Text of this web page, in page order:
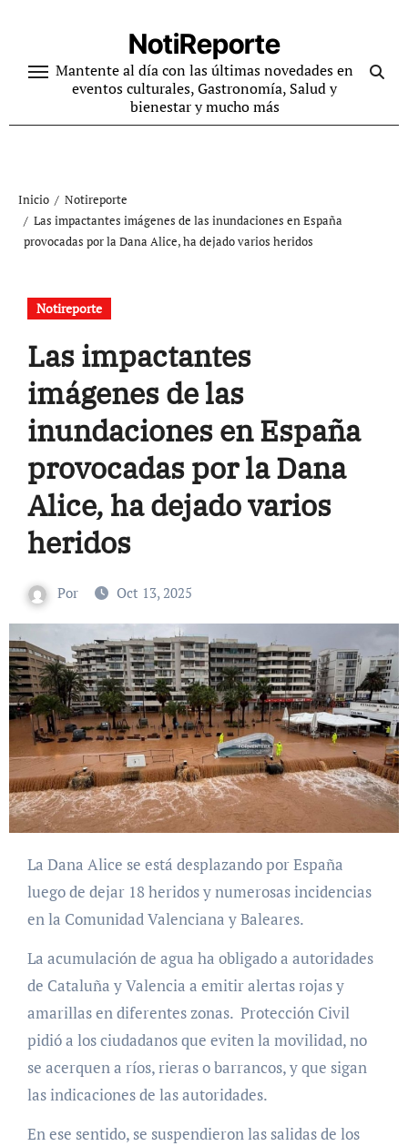
contenido
NotiReporte
Mantente al día con las últimas novedades en
eventos culturales, Gastronomía, Salud y
bienestar y mucho más
Inicio
Notireporte
Las impactantes imágenes de las inundaciones en España
provocadas por la Dana Alice, ha dejado varios heridos
Notireporte
Las impactantes
imágenes de las
inundaciones en España
provocadas por la Dana
Alice, ha dejado varios
heridos
Por Oct 13, 2025
La Dana Alice se está desplazando por España
luego de dejar 18 heridos y numerosas incidencias
en la Comunidad Valenciana y Baleares.
La acumulación de agua ha obligado a autoridades
de Cataluña y Valencia a emitir alertas rojas y
amarillas en diferentes zonas. Protección Civil
pidió a los ciudadanos que eviten la movilidad, no
se acerquen a ríos, rieras o barrancos, y que sigan
las indicaciones de las autoridades.
En ese sentido, se suspendieron las salidas de los